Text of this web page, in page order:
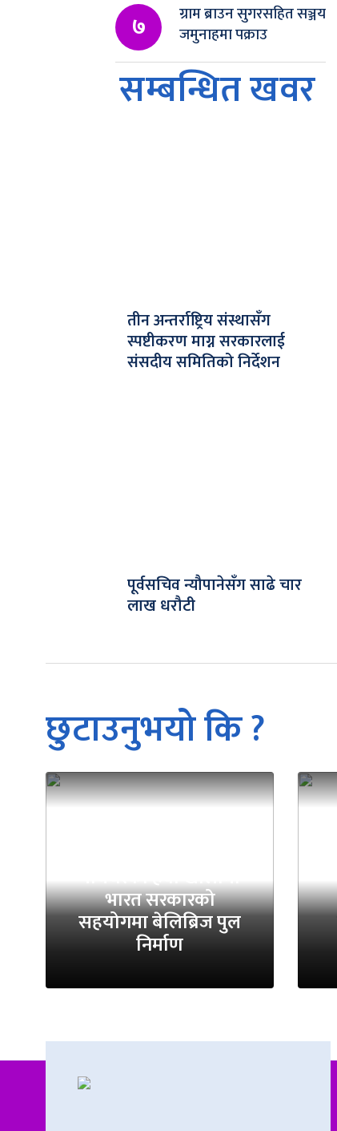
७
ग्राम ब्राउन सुगरसहित सञ्जय
जमुनाहमा पक्राउ
सम्बन्धित खवर
तीन अन्तर्राष्ट्रिय संस्थासँग
स्पष्टीकरण माग्न सरकारलाई
संसदीय समितिको निर्देशन
पूर्वसचिव न्यौपानेसँग साढे चार
लाख धरौटी
छुटाउनुभयो कि ?
पाँचथरको हेवा खोलामा
भारत सरकारको
सहयोगमा बेलिब्रिज पुल
निर्माण